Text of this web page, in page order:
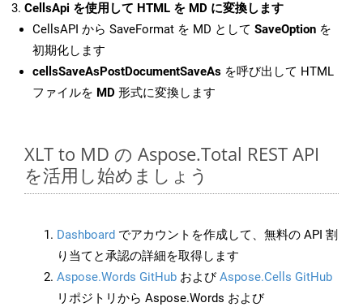
CellsApi を使用して HTML を MD に変換します
CellsAPI から SaveFormat を MD として SaveOption を
初期化します
cellsSaveAsPostDocumentSaveAs を呼び出して HTML
ファイルを MD 形式に変換します
XLT to MD の Aspose.Total REST API
を活用し始めましょう
Dashboard でアカウントを作成して、無料の API 割
り当てと承認の詳細を取得します
Aspose.Words GitHub およびAspose.Cells GitHub
リポジトリから Aspose.Words および